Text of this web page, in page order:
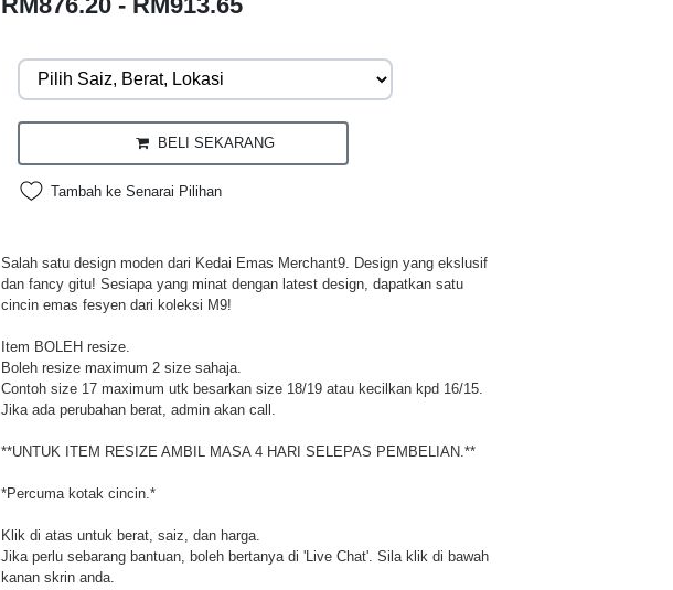
BELI SEKARANG
Tambah ke Senarai Pilihan
Salah satu design moden dari Kedai Emas Merchant9. Design yang ekslusif
dan fancy gitu! Sesiapa yang minat dengan latest design, dapatkan satu
cincin emas fesyen dari koleksi M9!
Item BOLEH resize.
Boleh resize maximum 2 size sahaja.
Contoh size 17 maximum utk besarkan size 18/19 atau kecilkan kpd 16/15.
Jika ada perubahan berat, admin akan call.
**UNTUK ITEM RESIZE AMBIL MASA 4 HARI SELEPAS PEMBELIAN.**
*Percuma kotak cincin.*
Klik di atas untuk berat, saiz, dan harga.
Jika perlu sebarang bantuan, boleh bertanya di 'Live Chat'. Sila klik di bawah
kanan skrin anda.